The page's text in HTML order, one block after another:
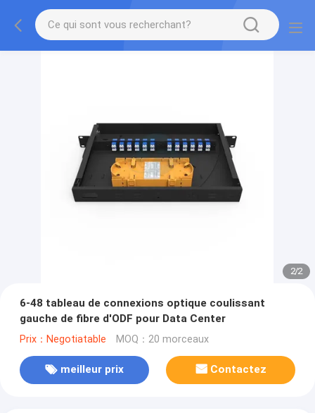
1/2
6-48 tableau de connexions optique coulissant
gauche de fibre d'ODF pour Data Center
Prix：Negotiatable MOQ：20 morceaux
meilleur prix Contactez